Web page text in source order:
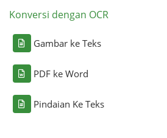
Konversi dengan OCR
Gambar ke Teks
PDF ke Word
Pindaian Ke Teks